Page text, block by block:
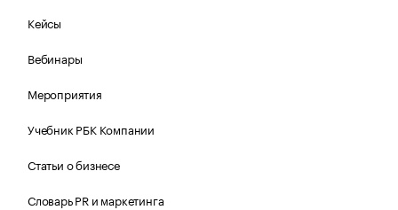
Кейсы
Вебинары
Мероприятия
Учебник РБК Компании
Статьи о бизнесе
Словарь PR и маркетинга